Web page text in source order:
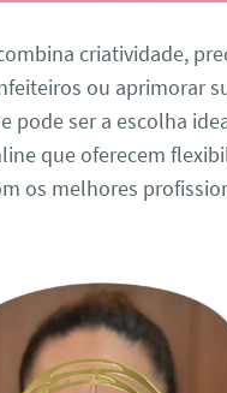
criatividade,
ou aprimorar
ser a escolha
que oferecem
os melhores